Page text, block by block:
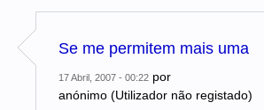
Se me permitem mais uma
17 Abril, 2007 - 00:22 por
anónimo (Utilizador não registado)